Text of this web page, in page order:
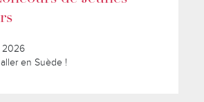
2026
en Suède !